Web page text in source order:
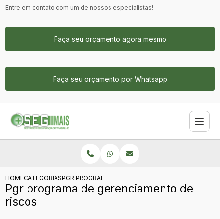
Entre em contato com um de nossos especialistas!
Faça seu orçamento agora mesmo
Faça seu orçamento por Whatsapp
HOMECATEGORIASPGR PROGRAMA DE GERENCIAMENTO DE RISCOS
Pgr programa de gerenciamento de
riscos